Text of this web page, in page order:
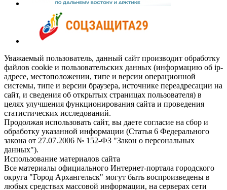
Уважаемый пользователь, данный сайт производит обработку
файлов cookie и пользовательских данных (информацию об ip-
адресе, местоположении, типе и версии операционной
системы, типе и версии браузера, источнике переадресации на
сайт, и сведения об открытых страницах пользователя) в
целях улучшения функционирования сайта и проведения
статистических исследований.
Продолжая использовать сайт, вы даете согласие на сбор и
обработку указанной информации (Статья 6 Федерального
закона от 27.07.2006 № 152-ФЗ "Закон о персональных
данных").
Использование материалов сайта
Все материалы официального Интернет-портала городского
округа "Город Архангельск" могут быть воспроизведены в
любых средствах массовой информации, на серверах сети